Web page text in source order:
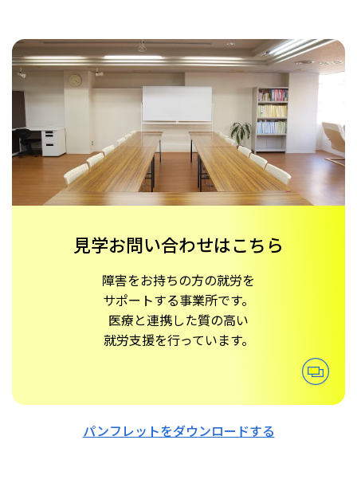
見学お問い合わせはこちら
障害をお持ちの方の就労を
サポートする事業所です。
医療と連携した質の高い
就労支援を行っています。
パンフレットをダウンロードする